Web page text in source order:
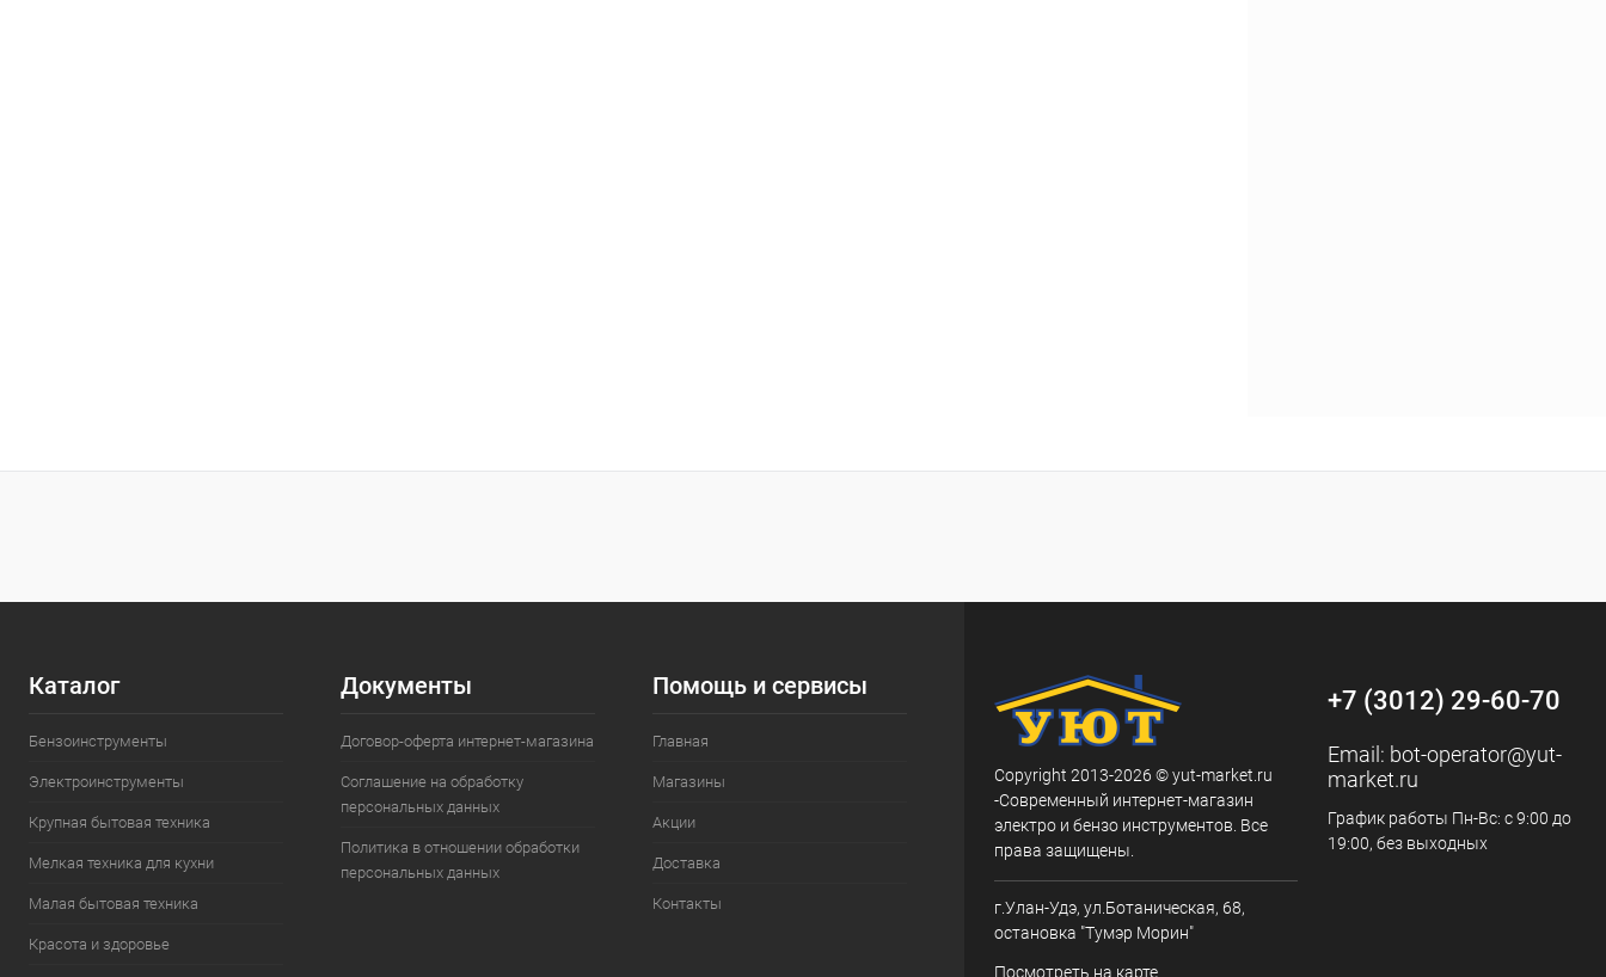
Каталог
Бензоинструменты
Электроинструменты
Крупная бытовая техника
Мелкая техника для кухни
Малая бытовая техника
Красота и здоровье
Документы
Договор-оферта интернет-магазина
Соглашение на обработку
персональных данных
Политика в отношении обработки
персональных данных
Помощь и сервисы
Главная
Магазины
Акции
Доставка
Контакты
Copyright 2013-2026 © yut-market.ru
-Современный интернет-магазин
электро и бензо инструментов. Все
права защищены.
г.Улан-Удэ, ул.Ботаническая, 68,
остановка "Тумэр Морин"
Посмотреть на карте
+7 (3012) 29-60-70
Email: bot-operator@yut-
market.ru
График работы Пн-Вс: с 9:00 до
19:00, без выходных